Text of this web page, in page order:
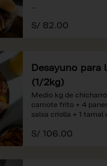
*Nuestros precios
soles e incluyen
S/ 82.00
Desayuno para
(1/2kg)
Medio kg de
camote frito + 4
salsa criolla + 1 tamal
*Nuestros precios
S/ 106.00